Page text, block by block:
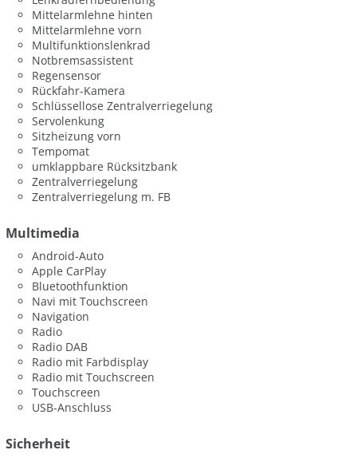
Mittelarmlehne hinten
Mittelarmlehne vorn
Multifunktionslenkrad
Notbremsassistent
Regensensor
Rückfahr-Kamera
Schlüssellose Zentralverriegelung
Servolenkung
Sitzheizung vorn
Tempomat
umklappbare Rücksitzbank
Zentralverriegelung
Zentralverriegelung m. FB
Multimedia
Android-Auto
Apple CarPlay
Bluetoothfunktion
Navi mit Touchscreen
Navigation
Radio
Radio DAB
Radio mit Farbdisplay
Radio mit Touchscreen
Touchscreen
USB-Anschluss
Sicherheit